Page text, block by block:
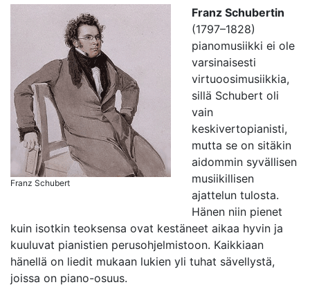
Franz Schubert
Franz Schubertin
(1797–1828)
pianomusiikki ei ole
varsinaisesti
virtuoosimusiikkia,
sillä Schubert oli
vain
keskivertopianisti,
mutta se on sitäkin
aidommin syvällisen
musiikillisen
ajattelun tulosta.
Hänen niin pienet
kuin isotkin teoksensa ovat kestäneet aikaa hyvin ja
kuuluvat pianistien perusohjelmistoon. Kaikkiaan
hänellä on liedit mukaan lukien yli tuhat sävellystä,
joissa on piano-osuus.